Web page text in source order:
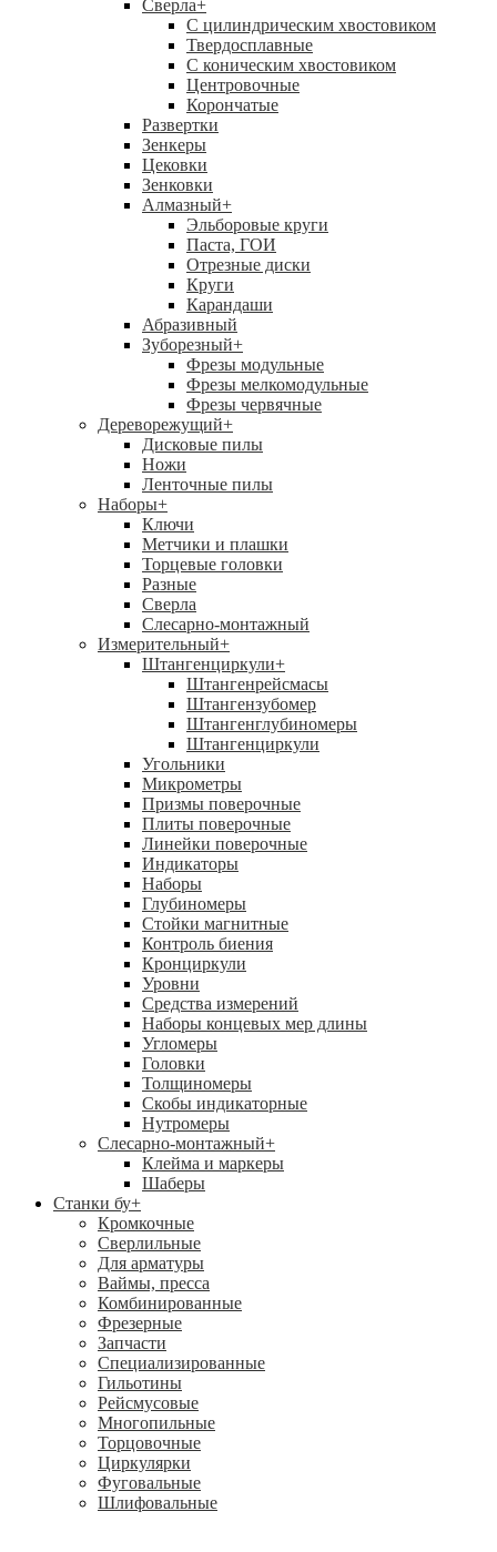
Сверла+
С цилиндрическим хвостовиком
Твердосплавные
С коническим хвостовиком
Центровочные
Корончатые
Развертки
Зенкеры
Цековки
Зенковки
Алмазный+
Эльборовые круги
Паста, ГОИ
Отрезные диски
Круги
Карандаши
Абразивный
Зуборезный+
Фрезы модульные
Фрезы мелкомодульные
Фрезы червячные
Дереворежущий+
Дисковые пилы
Ножи
Ленточные пилы
Наборы+
Ключи
Метчики и плашки
Торцевые головки
Разные
Сверла
Слесарно-монтажный
Измерительный+
Штангенциркули+
Штангенрейсмасы
Штангензубомер
Штангенглубиномеры
Штангенциркули
Угольники
Микрометры
Призмы поверочные
Плиты поверочные
Линейки поверочные
Индикаторы
Наборы
Глубиномеры
Стойки магнитные
Контроль биения
Кронциркули
Уровни
Средства измерений
Наборы концевых мер длины
Угломеры
Головки
Толщиномеры
Скобы индикаторные
Нутромеры
Слесарно-монтажный+
Клейма и маркеры
Шаберы
Станки бу+
Кромкочные
Сверлильные
Для арматуры
Ваймы, пресса
Комбинированные
Фрезерные
Запчасти
Специализированные
Гильотины
Рейсмусовые
Многопильные
Торцовочные
Циркулярки
Фуговальные
Шлифовальные